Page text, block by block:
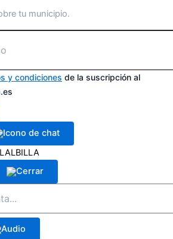
tu municipio.
y condiciones de la suscripción al